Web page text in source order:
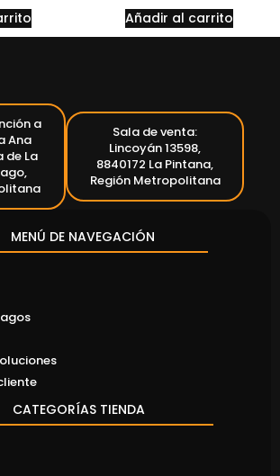
Añadir al carrito
a
Ana
de La
Sala de venta:
Lincoyán 13598,
8840172 La Pintana,
Región Metropolitana
MENÚ DE NAVEGACIÓN
CATEGORÍAS TIENDA